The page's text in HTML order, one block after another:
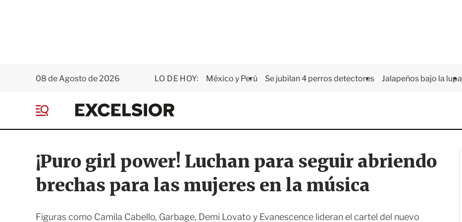
08 de Agosto de 2026 LO DE HOY: México y Perú Se jubilan 4 perros detectores Jalapeños bajo la lupa
E
x
e
s
i
o
r
e
¡Puro girl power! Luchan para seguir abriendo
brechas para las mujeres en la música
Figuras como Camila Cabello, Garbage, Demi Lovato y Evanescence lideran el cartel del nuevo